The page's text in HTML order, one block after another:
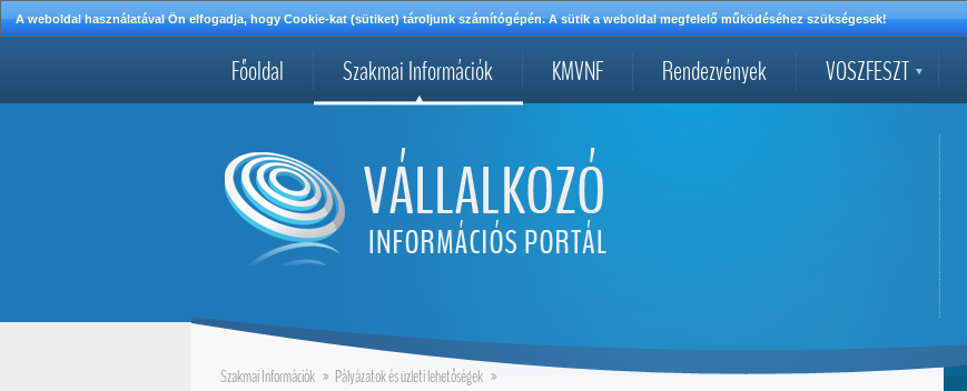
A weboldal használatával Ön elfogadja, hogy Cookie-kat (sütiket) tároljunk számítógépén. A sütik a weboldal megfelelő működéséhez szükségesek!
Főoldal Szakmai Információk KMVNF Rendezvények VOSZFESZT
Szakmai Információk » Pályázatok és üzleti lehetőségek »